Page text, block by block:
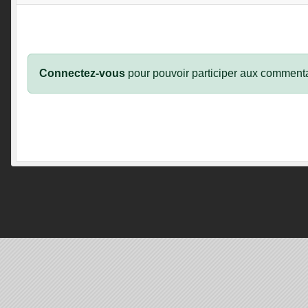
Connectez-vous pour pouvoir participer aux